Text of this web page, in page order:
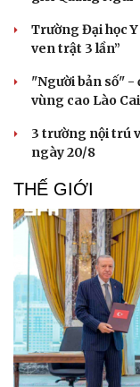
Sân khấu - Điện ảnh
Văn học
Di sản
Trường Đại học
ven trật 3 lần”
"Người bản số" -
vùng cao Lào Cai
3 trường nội trú
ngày 20/8
THẾ GIỚI